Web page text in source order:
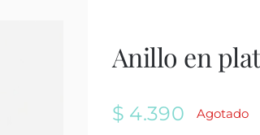
Anillo en
$ 4.390 Agotado